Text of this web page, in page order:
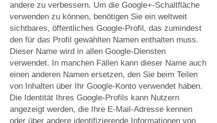
andere zu verbessern. Um die Google+-Schaltfläche
verwenden zu können, benötigen Sie ein weltweit
sichtbares, öffentliches Google-Profil, das zumindest
den für das Profil gewählten Namen enthalten muss.
Dieser Name wird in allen Google-Diensten
verwendet. In manchen Fällen kann dieser Name auch
einen anderen Namen ersetzen, den Sie beim Teilen
von Inhalten über Ihr Google-Konto verwendet haben.
Die Identität Ihres Google-Profils kann Nutzern
angezeigt werden, die Ihre E-Mail-Adresse kennen
oder über andere identifizierende Informationen von